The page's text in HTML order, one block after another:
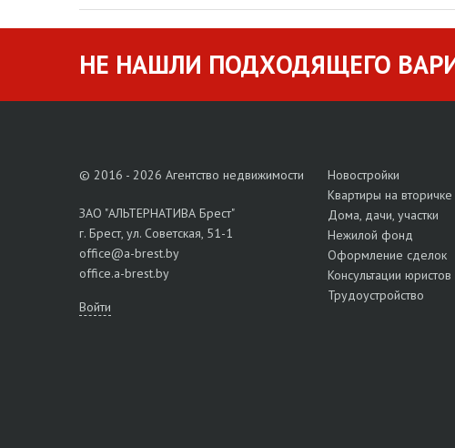
НЕ НАШЛИ ПОДХОДЯЩЕГО
© 2016 - 2026 Агентство недвижимости
ЗАО "АЛЬТЕРНАТИВА Брест"
г. Брест, ул. Советская, 51-1
office@a-brest.by
office.a-brest.by
Войти
Новостройки
Квартиры на вторичке
Дома, дачи, участки
Нежилой фонд
Оформление сделок
Консультации юристов
Трудоустройство